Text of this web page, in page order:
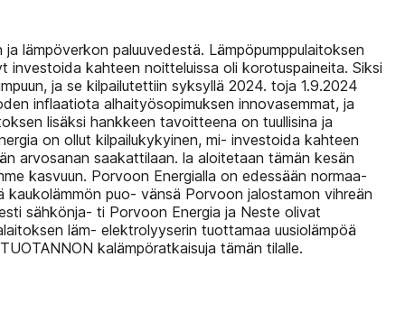
lämpöverkon paluuvedestä. Lämpöpumppulaitoksen
kahteen noitteluissa oli korotuspaineita. Siksi
ja se kilpailutettiin syksyllä 2024. toja 1.9.2024
inflaatiota alhaityösopimuksen innovasemmat, ja
lisäksi hankkeen tavoitteena on tuullisina ja
on ollut kilpailukykyinen, mi- investoida kahteen
arvosanan saakattilaan. la aloitetaan tämän kesän
kasvuun. Porvoon Energialla on edessään normaa-
puo- vänsä Porvoon jalostamon vihreän
sähkönja- ti Porvoon Energia ja Neste olivat
läm- elektrolyyserin tuottamaa uusiolämpöä
kalämpöratkaisuja tämän tilalle.